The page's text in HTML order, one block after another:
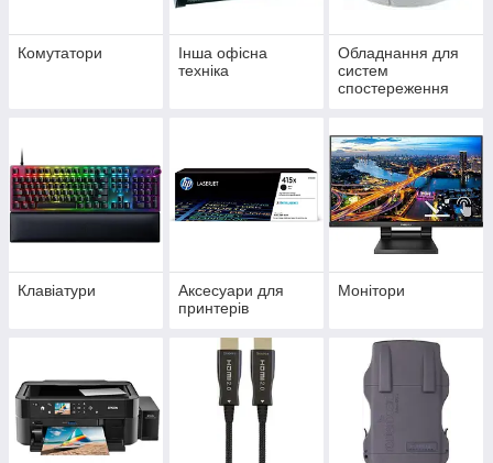
Комутатори
Інша офісна
техніка
Обладнання для
систем
спостереження
Клавіатури
Аксесуари для
принтерів
Монітори